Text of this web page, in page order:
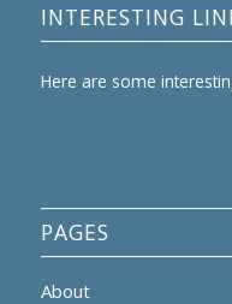
INTERESTING
Here are some
PAGES
About